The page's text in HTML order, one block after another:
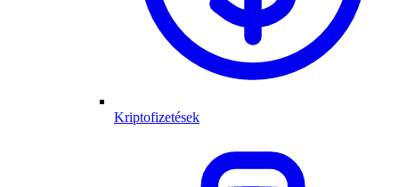
Kriptofizetések